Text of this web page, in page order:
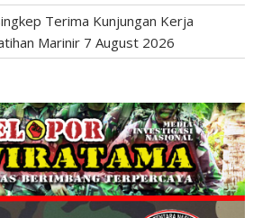
Terima Kunjungan Kerja
Marinir 7 August 2026